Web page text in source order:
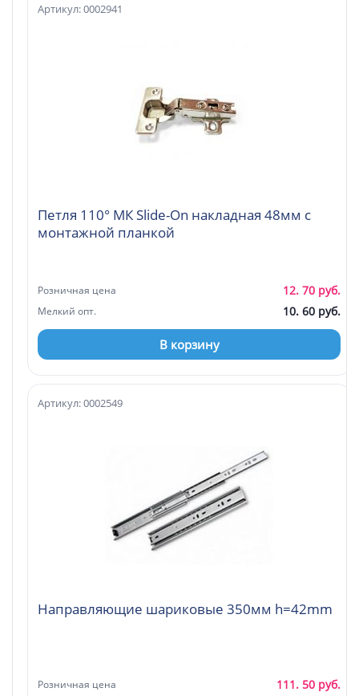
Петля 110° МК Slide-On накладная 48мм с
монтажной планкой
Артикул: 0002941
Розничная цена 12. 70 руб.
Мелкий опт. 10. 60 руб.
В корзину
Направляющие шариковые 350мм h=42mm
Артикул: 0002549
Розничная цена 111. 50 руб.